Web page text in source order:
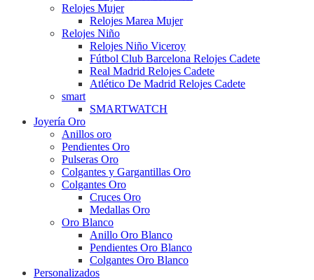
Relojes Mujer
Relojes Marea Mujer
Relojes Niño
Relojes Niño Viceroy
Fútbol Club Barcelona Relojes Cadete
Real Madrid Relojes Cadete
Atlético De Madrid Relojes Cadete
smart
SMARTWATCH
Joyería Oro
Anillos oro
Pendientes Oro
Pulseras Oro
Colgantes y Gargantillas Oro
Colgantes Oro
Cruces Oro
Medallas Oro
Oro Blanco
Anillo Oro Blanco
Pendientes Oro Blanco
Colgantes Oro Blanco
Personalizados